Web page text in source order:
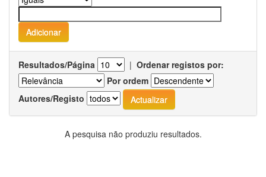
Resultados/Página | Ordenar registos por:
Por ordem
Autores/Registo
A pesquisa não produziu resultados.